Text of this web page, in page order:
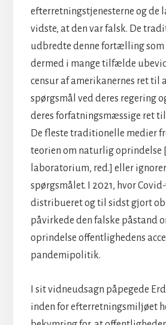
efterretningstjenesterne og de
vidste, at den var falsk. De
udbredte denne fortælling
dermed i mange tilfælde
censur af amerikanernes ret til
spørgsmål ved deres regering
deres forfatningsmæssige ret
De fleste traditionelle medier
teorien om naturlig oprindelse
laboratorium, red.] eller
spørgsmålet. I 2021, hvor
distribueret og til sidst gjort
påvirkede den falske påstand
oprindelse offentlighedens
pandemipolitik.
I sit vidneudsagn påpegede
inden for efterretningsmiljøet